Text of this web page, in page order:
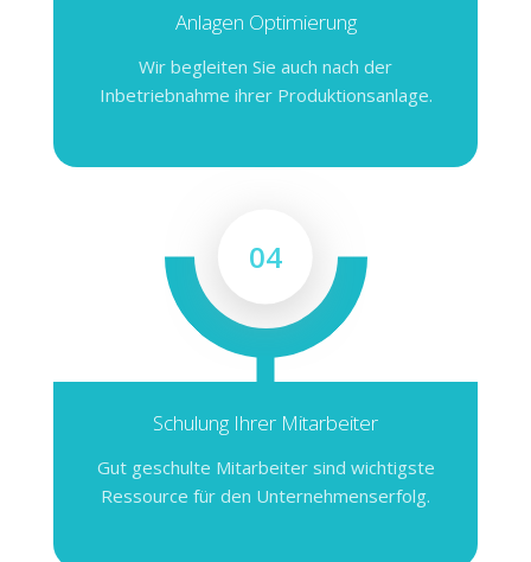
Anlagen Optimierung
Wir begleiten Sie auch nach der
Inbetriebnahme ihrer Produktionsanlage.
04
Schulung Ihrer Mitarbeiter
Gut geschulte Mitarbeiter sind wichtigste
Ressource für den Unternehmenserfolg.